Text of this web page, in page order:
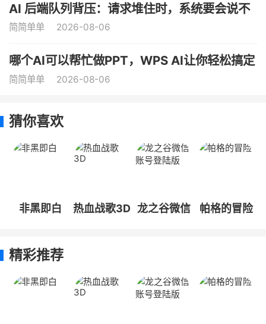
AI 后端队列背压：请求堆住时，系统要会说不
简简单单 2026-08-06
哪个AI可以帮忙做PPT，WPS AI让你轻松搞定
简简单单 2026-08-06
猜你喜欢
非黑即白 热血战歌3D
龙之谷微信
帕格的冒险
精彩推荐